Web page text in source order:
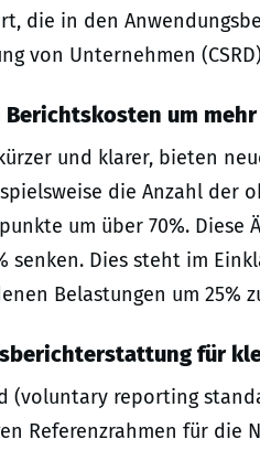
die in den
von Unternehmen
Berichtskosten um
und klarer, bieten
die Anzahl
um über 70%.
senken. Dies steht im
Belastungen um 25%
für
(voluntary reporting
Referenzrahmen für die